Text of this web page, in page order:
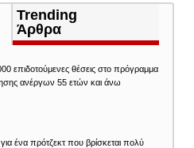
Trending
Άρθρα
επιδοτούμενες θέσεις στο πρόγραμμα
ανέργων 55 ετών και άνω
για ένα πρότζεκτ που βρίσκεται πολύ